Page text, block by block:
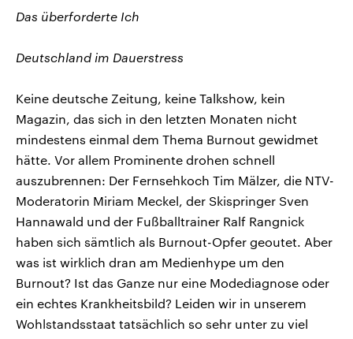
Das überforderte Ich
Deutschland im Dauerstress
Keine deutsche Zeitung, keine Talkshow, kein
Magazin, das sich in den letzten Monaten nicht
mindestens einmal dem Thema Burnout gewidmet
hätte. Vor allem Prominente drohen schnell
auszubrennen: Der Fernsehkoch Tim Mälzer, die NTV-
Moderatorin Miriam Meckel, der Skispringer Sven
Hannawald und der Fußballtrainer Ralf Rangnick
haben sich sämtlich als Burnout-Opfer geoutet. Aber
was ist wirklich dran am Medienhype um den
Burnout? Ist das Ganze nur eine Modediagnose oder
ein echtes Krankheitsbild? Leiden wir in unserem
Wohlstandsstaat tatsächlich so sehr unter zu viel